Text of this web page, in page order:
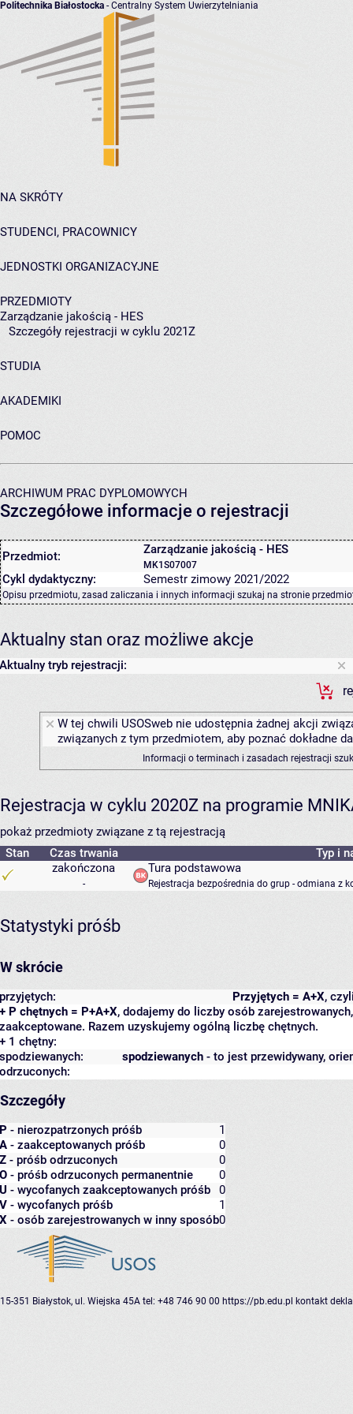
Politechnika Białostocka - Centralny System Uwierzytelniania
NA SKRÓTY
STUDENCI, PRACOWNICY
JEDNOSTKI ORGANIZACYJNE
PRZEDMIOTY
Zarządzanie jakością - HES
Szczegóły rejestracji w cyklu 2021Z
STUDIA
AKADEMIKI
POMOC
ARCHIWUM PRAC DYPLOMOWYCH
Szczegółowe informacje o rejestracji
Przedmiot: Zarządzanie jakością - HES
MK1S07007
Cykl dydaktyczny: Semestr zimowy 2021/2022
Opisu przedmiotu, zasad zaliczania i innych informacji szukaj na stronie
Aktualny stan oraz możliwe akcje
Aktualny tryb rejestracji:
W tej chwili USOSweb nie udostępnia żadnej akcji
związanych z tym przedmiotem, aby poznać dokładne
Informacji o terminach i zasadach rejestracji
Rejestracja w cyklu 2020Z na programie
pokaż przedmioty związane z tą rejestracją
Stan
Czas trwania
Typ i
zakończona
-
Tura podstawowa
Rejestracja bezpośrednia do grup - odmiana z
Statystyki próśb
W skrócie
Przyjętych = A+X,
przyjętych:
+ P chętnych = P+A+X, dodajemy do liczby osób
zaakceptowane. Razem uzyskujemy ogólną liczbę chętnych.
+ 1 chętny:
spodziewanych - to jest przewidywany,
spodziewanych:
odrzuconych:
Szczegóły
P - nierozpatrzonych próśb
1
A - zaakceptowanych próśb
0
Z - próśb odrzuconych
0
O - próśb odrzuconych permanentnie
0
U - wycofanych zaakceptowanych próśb
0
V - wycofanych próśb
1
X - osób zarejestrowanych w inny sposób0
15-351 Białystok, ul. Wiejska 45A tel: +48 746 90 00 https://pb.edu.pl kontakt